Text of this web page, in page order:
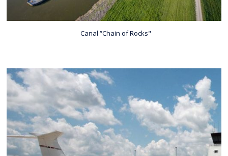
Canal “Chain of Rocks"